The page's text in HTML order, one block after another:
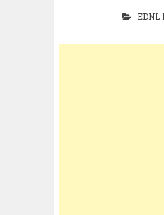
EDNL